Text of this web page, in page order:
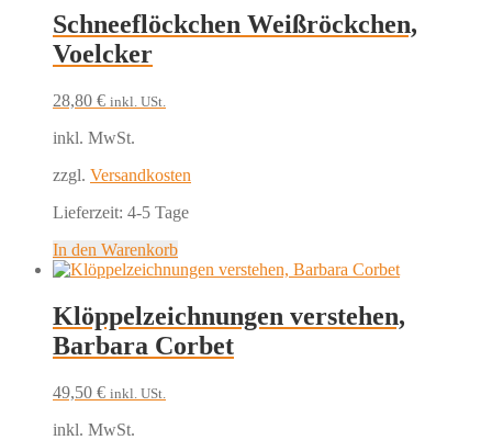
Schneeflöckchen Weißröckchen,
Voelcker
28,80 € inkl. USt.
inkl. MwSt.
zzgl. Versandkosten
Lieferzeit: 4-5 Tage
In den Warenkorb
Klöppelzeichnungen verstehen,
Barbara Corbet
49,50 € inkl. USt.
inkl. MwSt.